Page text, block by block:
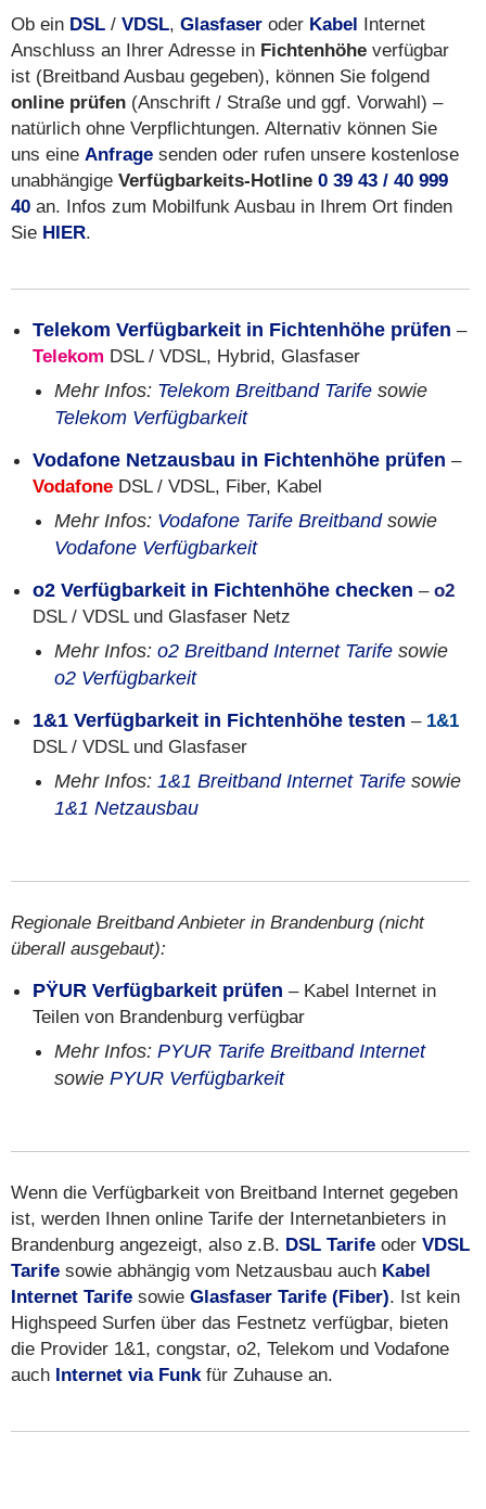
Ob ein DSL / VDSL, Glasfaser oder Kabel Internet
Anschluss an Ihrer Adresse in Fichtenhöhe verfügbar
ist (Breitband Ausbau gegeben), können Sie folgend
online prüfen (Anschrift / Straße und ggf. Vorwahl) –
natürlich ohne Verpflichtungen. Alternativ können Sie
uns eine Anfrage senden oder rufen unsere kostenlose
unabhängige Verfügbarkeits-Hotline 0 39 43 / 40 999
40 an. Infos zum Mobilfunk Ausbau in Ihrem Ort finden
Sie HIER.
Telekom Verfügbarkeit in Fichtenhöhe prüfen –
Telekom DSL / VDSL, Hybrid, Glasfaser
Mehr Infos: Telekom Breitband Tarife sowie
Telekom Verfügbarkeit
Vodafone Netzausbau in Fichtenhöhe prüfen –
Vodafone DSL / VDSL, Fiber, Kabel
Mehr Infos: Vodafone Tarife Breitbandsowie
Vodafone Verfügbarkeit
o2 Verfügbarkeit in Fichtenhöhe checken – o2
DSL / VDSL und Glasfaser Netz
Mehr Infos: o2 Breitband Internet Tarife sowie
o2 Verfügbarkeit
1&1 Verfügbarkeit in Fichtenhöhe testen – 1&1
DSL / VDSL und Glasfaser
Mehr Infos: 1&1 Breitband Internet Tarife sowie
1&1 Netzausbau
Regionale Breitband Anbieter in Brandenburg (nicht
überall ausgebaut):
PŸUR Verfügbarkeit prüfen – Kabel Internet in
Teilen von Brandenburg verfügbar
Mehr Infos: PYUR Tarife Breitband Internet
sowie PYUR Verfügbarkeit
Wenn die Verfügbarkeit von Breitband Internet gegeben
ist, werden Ihnen online Tarife der Internetanbieters in
Brandenburg angezeigt, also z.B. DSL Tarife oder VDSL
Tarife sowie abhängig vom Netzausbau auch Kabel
Internet Tarife sowie Glasfaser Tarife (Fiber). Ist kein
Highspeed Surfen über das Festnetz verfügbar, bieten
die Provider 1&1, congstar, o2, Telekom und Vodafone
auch Internet via Funkfür Zuhause an.